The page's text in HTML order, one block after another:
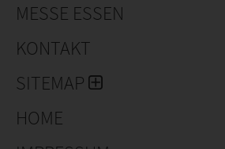
Kordes-Rosen farblich als auch
um so das Kundenherz erobern. In
entwickelt Kordes: Die schönsten
MESSE ESSEN
KONTAKT
SITEMAP
HOME